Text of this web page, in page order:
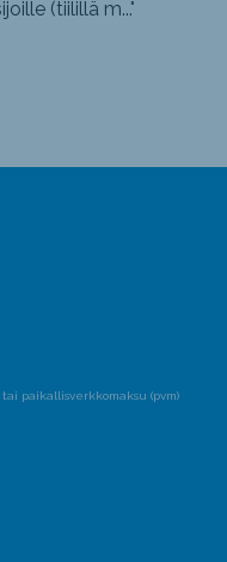
(tiilillä m..."
paikallisverkkomaksu (pvm)